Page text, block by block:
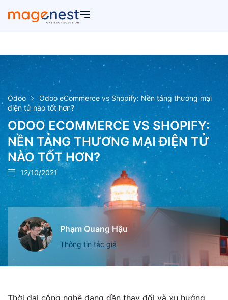
Odoo
Odoo eCommerce vs Shopify: Nền tảng thương mại
điện tử nào tốt hơn?
ODOO ECOMMERCE VS SHOPIFY:
NỀN TẢNG THƯƠNG MẠI ĐIỆN TỬ
NÀO TỐT HƠN?
12/10/2021
Phạm Quang Hậu
Thông tin tác giả
Thời đại công nghệ đang dần thay đổi và xu hướng